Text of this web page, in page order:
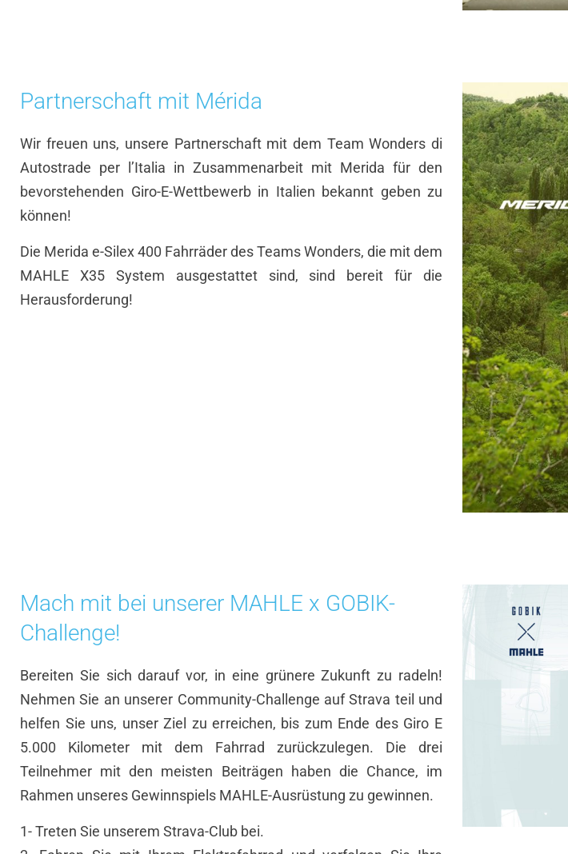
Partnerschaft mit Mérida
Wir freuen uns, unsere Partnerschaft mit dem Team Wonders di
Autostrade per l’Italia in Zusammenarbeit mit Merida für den
bevorstehenden Giro-E-Wettbewerb in Italien bekannt geben zu
können!
Die Merida e-Silex 400 Fahrräder des Teams Wonders, die mit dem
MAHLE X35 System ausgestattet sind, sind bereit für die
Herausforderung!
Mach mit bei unserer MAHLE x GOBIK-
Challenge!
Bereiten Sie sich darauf vor, in eine grünere Zukunft zu radeln!
Nehmen Sie an unserer Community-Challenge auf Strava teil und
helfen Sie uns, unser Ziel zu erreichen, bis zum Ende des Giro E
5.000 Kilometer mit dem Fahrrad zurückzulegen. Die drei
Teilnehmer mit den meisten Beiträgen haben die Chance, im
Rahmen unseres Gewinnspiels MAHLE-Ausrüstung zu gewinnen.
1- Treten Sie unserem Strava-Club bei.